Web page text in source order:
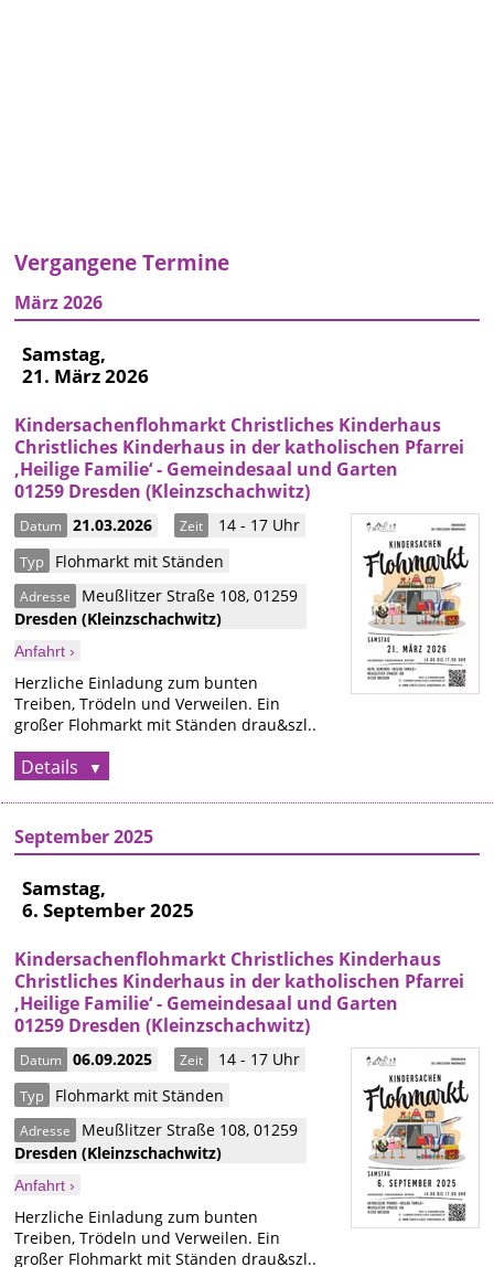
Vergangene Termine
März 2026
Samstag,
21. März 2026
Kindersachenflohmarkt Christliches Kinderhaus
Christliches Kinderhaus in der katholischen Pfarrei
‚Heilige Familie‘ - Gemeindesaal und Garten
01259 Dresden (Kleinzschachwitz)
Datum 21.03.2026 Zeit 14 - 17 Uhr
Typ Flohmarkt mit Ständen
Adresse Meußlitzer Straße 108,01259
Dresden(Kleinzschachwitz)
Anfahrt ›
Herzliche Einladung zum bunten
Treiben, Trödeln und Verweilen. Ein
großer Flohmarkt mit Ständen drau&szl..
Details
September 2025
Samstag,
6. September 2025
Kindersachenflohmarkt Christliches Kinderhaus
Christliches Kinderhaus in der katholischen Pfarrei
‚Heilige Familie‘ - Gemeindesaal und Garten
01259 Dresden (Kleinzschachwitz)
Datum 06.09.2025 Zeit 14 - 17 Uhr
Typ Flohmarkt mit Ständen
Adresse Meußlitzer Straße 108,01259
Dresden(Kleinzschachwitz)
Anfahrt ›
Herzliche Einladung zum bunten
Treiben, Trödeln und Verweilen. Ein
großer Flohmarkt mit Ständen drau&szl..